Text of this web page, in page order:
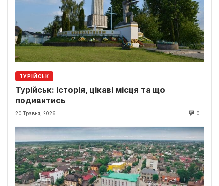
ТУРІЙСЬК
Турійськ: історія, цікаві місця та що
подивитись
20 Травня, 2026 0